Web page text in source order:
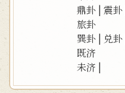
鼎卦 |震卦
旅卦
巽卦 | 兑卦
既济
未济 |